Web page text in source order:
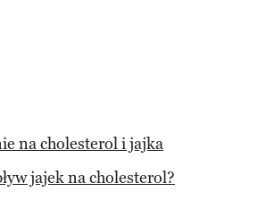
na cholesterol i jajka
jajek na cholesterol?